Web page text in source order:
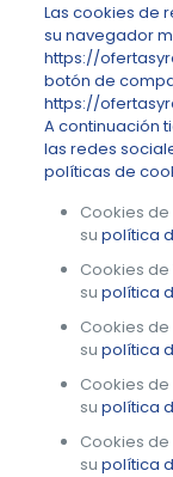
Las cookies de
su navegador
https://
botón de
https://
A continuación
las redes
políticas de
Cookies
su política
Cookies
su política
Cookies
su política
Cookies
su política
Cookies
su política